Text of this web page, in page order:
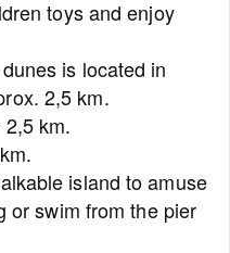
toys and enjoy
is located in
2,5 km.
km.
island to amuse
or swim from the pier